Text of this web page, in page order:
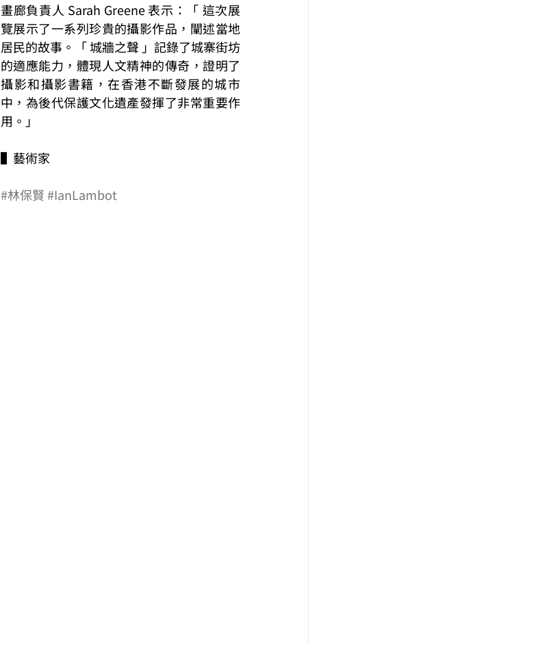
畫廊負責人 Sarah Greene 表示：「 這次展
覽展示了⼀系列珍貴的攝影作品，闡述當地
居⺠的故事。「 城牆之聲 」記錄了城寨街坊
的適應能⼒，體現⼈⽂精神的傳奇，證明了
攝影和攝影書籍，在香港不斷發展的城市
中，為後代保護⽂化遺產發揮了非常重要作
⽤。」
▌藝術家
#林保賢#IanLambot